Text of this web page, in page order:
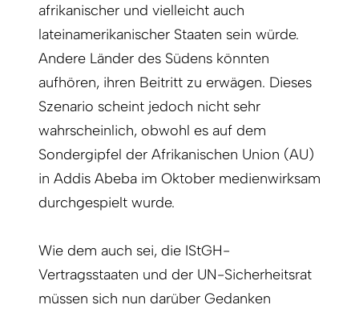
afrikanischer und vielleicht auch
lateinamerikanischer Staaten sein würde.
An­dere Länder des Südens könnten
aufhören, ihren Beitritt zu erwägen. Dieses
Szenario scheint jedoch nicht sehr
wahrscheinlich, obwohl es auf dem
Sondergipfel der Afrikanischen Union (AU)
in Addis Abeba im Oktober medienwirksam
durchgespielt wurde.
Wie dem auch sei, die IStGH-
Vertragsstaaten und der UN-Sicherheitsrat
müssen sich nun darüber Gedanken